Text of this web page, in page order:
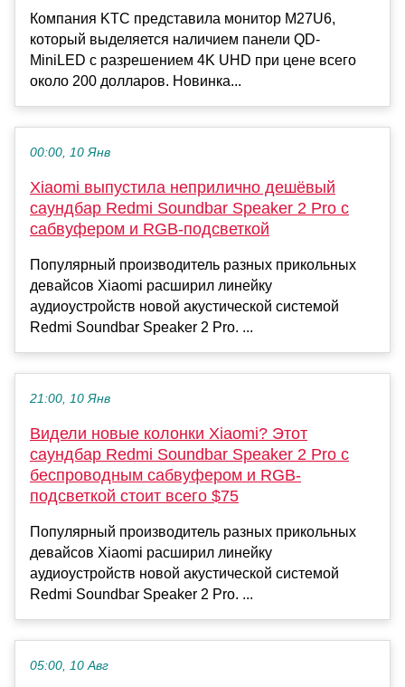
Компания KTC представила монитор M27U6,
который выделяется наличием панели QD-
MiniLED с разрешением 4K UHD при цене всего
около 200 долларов. Новинка...
00:00, 10 Янв
Xiaomi выпустила неприлично дешёвый
саундбар Redmi Soundbar Speaker 2 Pro с
сабвуфером и RGB-подсветкой
Популярный производитель разных прикольных
девайсов Xiaomi расширил линейку
аудиоустройств новой акустической системой
Redmi Soundbar Speaker 2 Pro. ...
21:00, 10 Янв
Видели новые колонки Xiaomi? Этот
саундбар Redmi Soundbar Speaker 2 Pro с
беспроводным сабвуфером и RGB-
подсветкой стоит всего $75
Популярный производитель разных прикольных
девайсов Xiaomi расширил линейку
аудиоустройств новой акустической системой
Redmi Soundbar Speaker 2 Pro. ...
05:00, 10 Авг